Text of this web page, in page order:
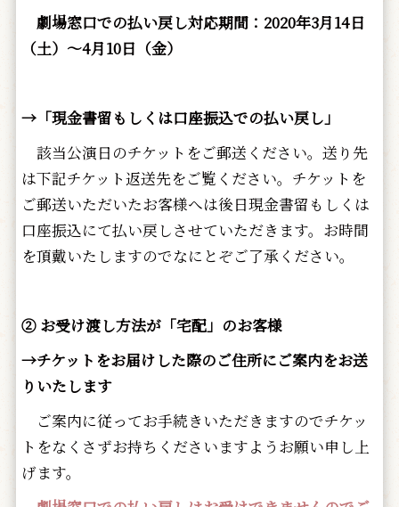
劇場窓口での払い戻し対応期間：2020年3月14日
（土）～4月10日（金）
→「現金書留もしくは口座振込での払い戻し」
該当公演日のチケットをご郵送ください。送り先
は下記チケット返送先をご覧ください。チケットを
ご郵送いただいたお客様へは後日現金書留もしくは
口座振込にて払い戻しさせていただきます。お時間
を頂戴いたしますのでなにとぞご了承ください。
② お受け渡し方法が「宅配」のお客様
→チケットをお届けした際のご住所にご案内をお送
りいたします
ご案内に従ってお手続きいただきますのでチケッ
トをなくさずお持ちくださいますようお願い申し上
げます。